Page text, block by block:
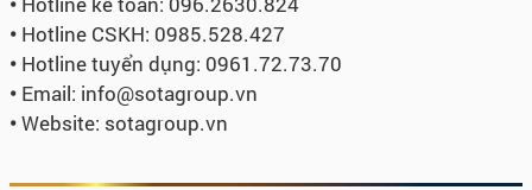
• Hotline CSKH: 0985.528.427
• Hotline tuyển dụng: 0961.72.73.70
• Email: info@sotagroup.vn
•Website: sotagroup.vn